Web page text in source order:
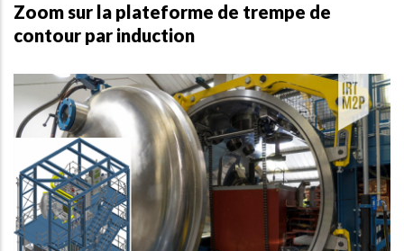
Zoom sur la plateforme de trempe de
contour par induction